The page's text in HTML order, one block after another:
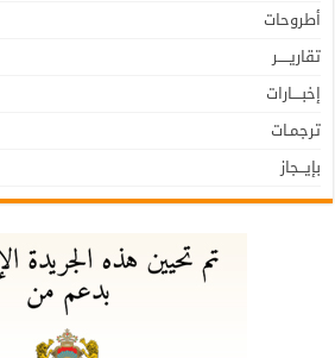
أطروحات
تقاريـــــر
إخبــــارات
ترجمـات
بإيـــجاز